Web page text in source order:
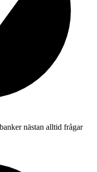
nästan alltid frågar